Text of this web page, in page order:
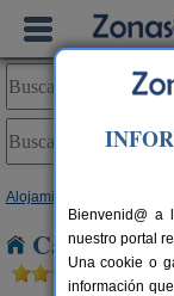
Alojamientos
Casas
Bienvenid@ a
nuestro portal
Una cookie o
información